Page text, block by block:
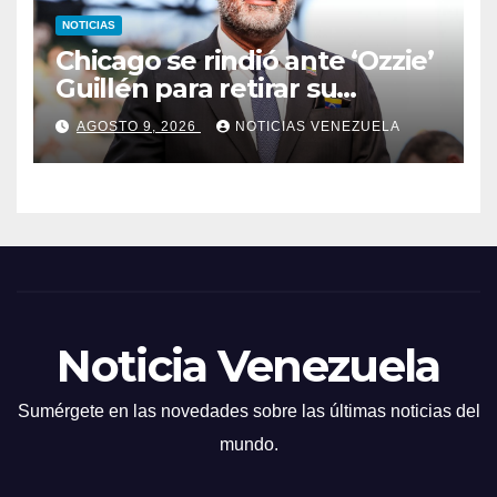
NOTICIAS
Chicago se rindió ante ‘Ozzie’
Guillén para retirar su
número
AGOSTO 9, 2026 NOTICIAS VENEZUELA
Noticia Venezuela
Sumérgete en las novedades sobre las últimas noticias del
mundo.